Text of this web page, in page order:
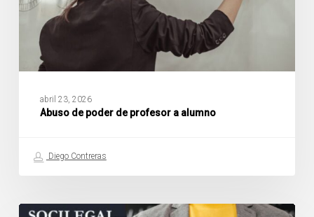
abril 23, 2026
Abuso de poder de profesor a alumno
Diego Contreras
¿Qué